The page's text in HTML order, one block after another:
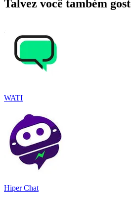
Talvez você também
WATI
Hiper Chat